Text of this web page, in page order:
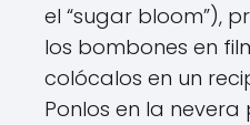
el “sugar bloom”),
los bombones en
colócalos en un
Ponlos en la